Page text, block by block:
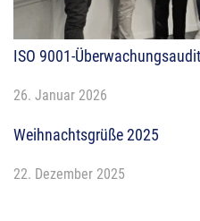
ISO 9001-
26. Januar 2026
Weihnachtsgrüße 2025
22. Dezember 2025